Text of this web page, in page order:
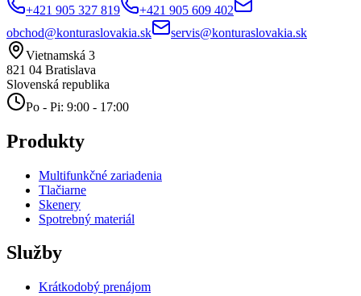
+421 905 327 819
+421 905 609 402
obchod@konturaslovakia.sk
servis@konturaslovakia.sk
Vietnamská 3
821 04 Bratislava
Slovenská republika
Po - Pi: 9:00 - 17:00
Produkty
Multifunkčné zariadenia
Tlačiarne
Skenery
Spotrebný materiál
Služby
Krátkodobý prenájom